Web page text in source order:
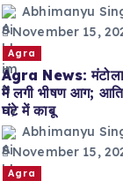
Abhimanyu
November 15,
Agra
Agra News: मंटोला
में लगी भीषण आग;
घंटे में काबू
Abhimanyu
November 15,
Agra